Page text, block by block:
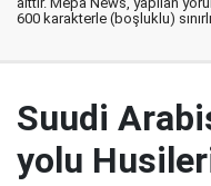
600 karakterle (boşluklu)
Suudi
yolu